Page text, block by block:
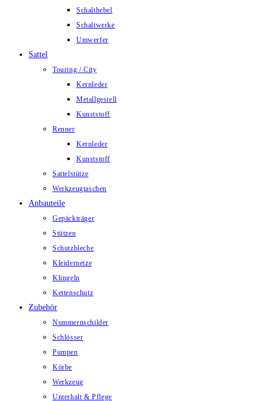
Schalthebel
Schaltwerke
Umwerfer
Sattel
Touring / City
Kernleder
Metallgestell
Kunststoff
Renner
Kernleder
Kunststoff
Sattelstütze
Werkzeugtaschen
Anbauteile
Gepäckträger
Stützen
Schutzbleche
Kleidernetze
Klingeln
Kettenschutz
Zubehör
Nummernschilder
Schlösser
Pumpen
Körbe
Werkzeug
Unterhalt & Pflege